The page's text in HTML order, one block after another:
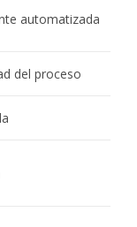
automatizada
del proceso